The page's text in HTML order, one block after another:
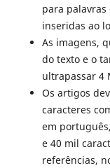
para
inseridas ao
As imagens,
do texto e o
ultrapassar 4
Os artigos
caracteres
em
e 40 mil
referências,